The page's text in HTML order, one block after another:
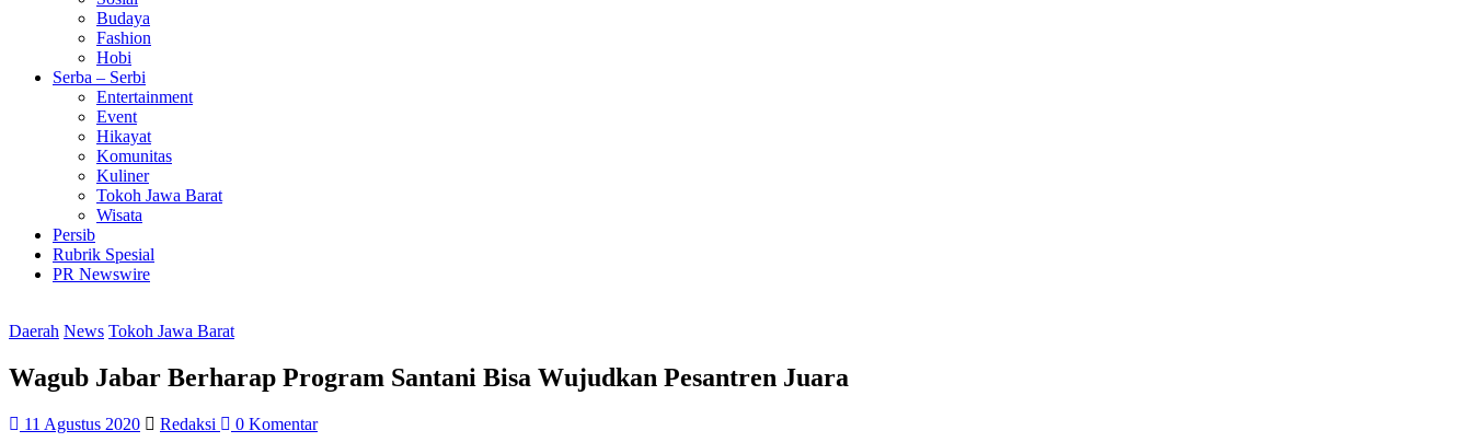
Budaya
Fashion
Hobi
Serba – Serbi
Entertainment
Event
Hikayat
Komunitas
Kuliner
Tokoh Jawa Barat
Wisata
Persib
Rubrik Spesial
PR Newswire
Daerah News Tokoh Jawa Barat
Wagub Jabar Berharap Program Santani Bisa Wujudkan Pesantren Juara
11 Agustus 2020 Redaksi
0 Komentar